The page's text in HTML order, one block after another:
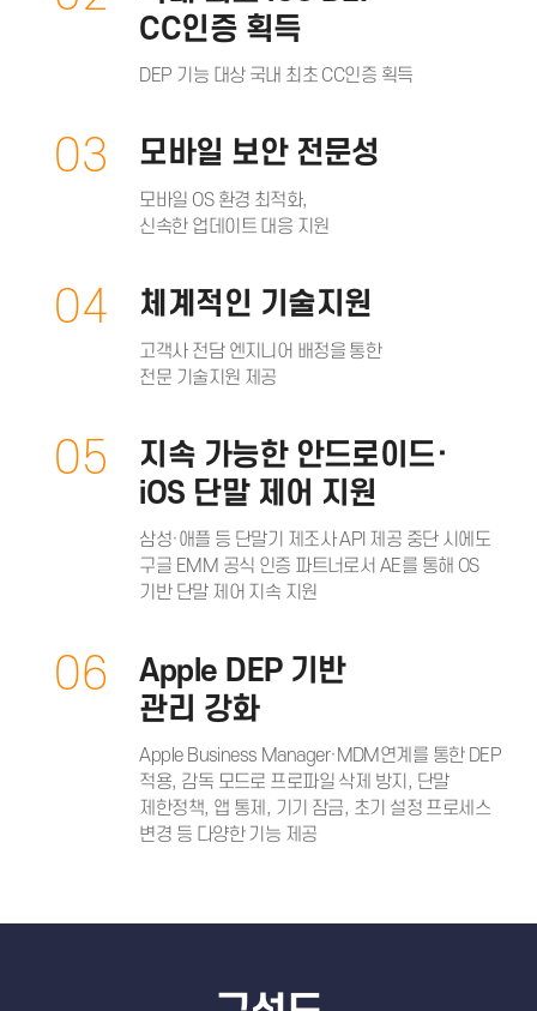
CC인증 획득
DEP 기능 대상 국내 최초 CC인증 획득
03 모바일 보안 전문성
모바일 OS 환경 최적화,
신속한 업데이트 대응 지원
04 체계적인 기술지원
고객사 전담 엔지니어 배정을 통한
전문 기술지원 제공
05
지속 가능한 안드로이드·
iOS 단말 제어 지원
삼성·애플 등 단말기 제조사 API 제공 중단 시에도
구글 EMM 공식 인증 파트너로서 AE를 통해 OS
기반 단말 제어 지속 지원
06
Apple DEP 기반
관리 강화
Apple Business Manager·MDM연계를 통한 DEP
적용, 감독 모드로 프로파일 삭제 방지, 단말
제한정책, 앱 통제, 기기 잠금, 초기 설정 프로세스
변경 등 다양한 기능 제공